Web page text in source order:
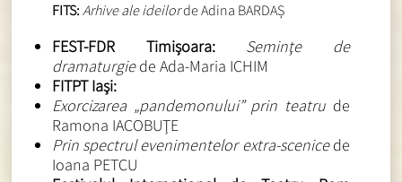
FITS:Arhive ale ideilorde Adina BARDAȘ
FEST-FDR Timișoara: Seminţe de
dramaturgiede Ada-Maria ICHIM
FITPT Iaşi:
Exorcizarea „pandemonului” prin teatru de
Ramona IACOBUŢE
Prin spectrul evenimentelor extra-scenicede
Ioana PETCU